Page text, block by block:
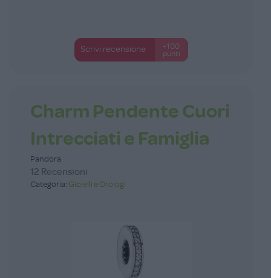
Scrivi recensione
+100
punti
Charm Pendente Cuori
Intrecciati e Famiglia
Pandora
12 Recensioni
Categoria: Gioielli e Orologi